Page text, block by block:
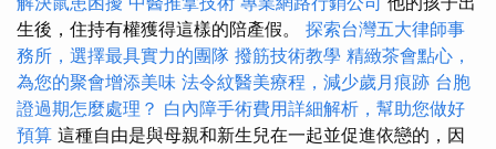
生後，住持有權獲得這樣的陪產假。 探索台灣五大律師事
務所，選擇最具實力的團隊 撥筋技術教學 精緻茶會點心，
為您的聚會增添美味 法令紋醫美療程，減少歲月痕跡 台胞
證過期怎麼處理？ 白內障手術費用詳細解析，幫助您做好
預算 這種自由是與母親和新生兒在一起並促進依戀的，因